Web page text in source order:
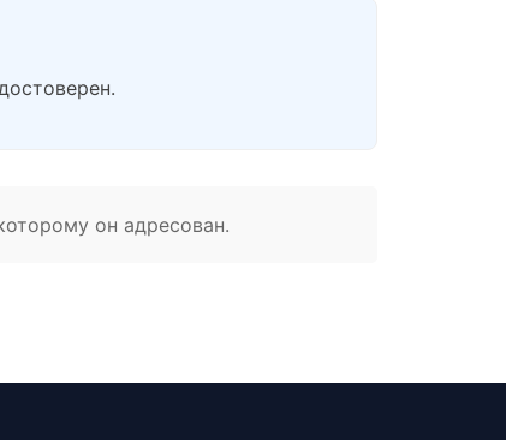
он адресован.